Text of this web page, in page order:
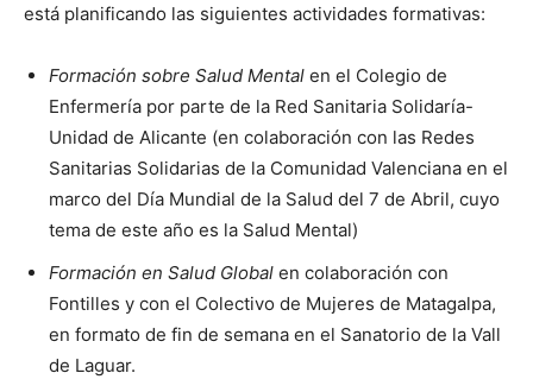
está planificando las siguientes actividades formativas:
Formación sobre Salud Mental en el Colegio de
Enfermería por parte de la Red Sanitaria Solidaría-
Unidad de Alicante (en colaboración con las Redes
Sanitarias Solidarias de la Comunidad Valenciana en el
marco del Día Mundial de la Salud del 7 de Abril, cuyo
tema de este año es la Salud Mental)
Formación en Salud Global en colaboración con
Fontilles y con el Colectivo de Mujeres de Matagalpa,
en formato de fin de semana en el Sanatorio de la Vall
de Laguar.